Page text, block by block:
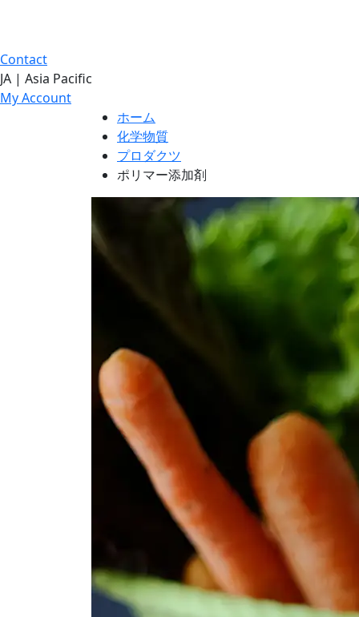
Contact
JA | Asia Pacific
My Account
ホーム
化学物質
プロダクツ
ポリマー添加剤